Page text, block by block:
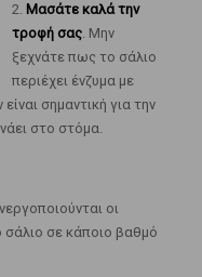
2. Μασάτε καλά την
τροφή σας. Μην
ξεχνάτε πως το σάλιο
περιέχει ένζυμα με
σημαντική για την
στο στόμα.
οι
σάλιο σε κάποιο βαθμό